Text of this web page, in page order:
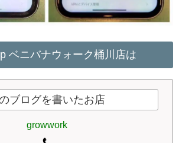
ベニバナウォーク桶川店は
ブログを書いたお店
growwork